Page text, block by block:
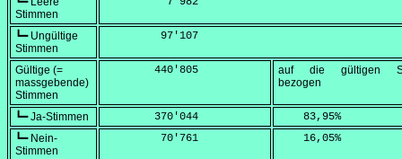
Stimmen
┗━ Ungültige
Stimmen
         97'107
Gültige (=
massgebende)
Stimmen
        440'805
auf die gültigen
bezogen
┗━ Ja-Stimmen
        370'044
    83,95
%
┗━ Nein-
Stimmen
         70'761
    16,05
%